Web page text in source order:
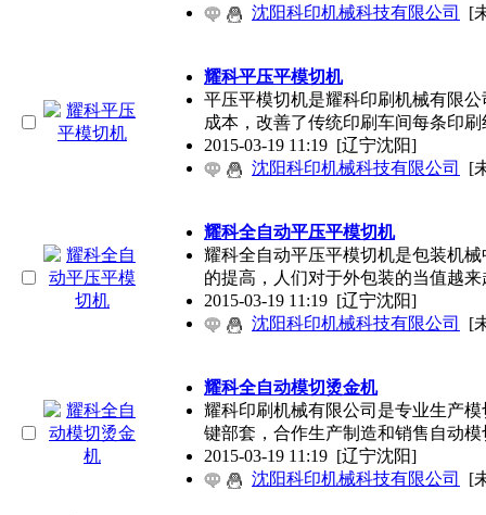
沈阳科印机械科技有限公司
[
耀科平压平模切机
平压平模切机是耀科印刷机械有限
成本，改善了传统印刷车间每条印刷
2015-03-19 11:19 [辽宁沈阳]
沈阳科印机械科技有限公司
[
耀科全自动平压平模切机
耀科全自动平压平模切机是包装机
的提高，人们对于外包装的当值越来
2015-03-19 11:19 [辽宁沈阳]
沈阳科印机械科技有限公司
[
耀科全自动模切烫金机
耀科印刷机械有限公司是专业生产
键部套，合作生产制造和销售自动模
2015-03-19 11:19 [辽宁沈阳]
沈阳科印机械科技有限公司
[